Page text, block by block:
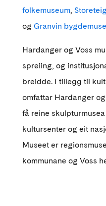
folkemuseum,
og Granvin
Hardanger og Voss
spreiing, og
breidde. I tillegg til
omfattar Hardanger
få reine
kultursenter og eit
Museet er
kommunane og Voss